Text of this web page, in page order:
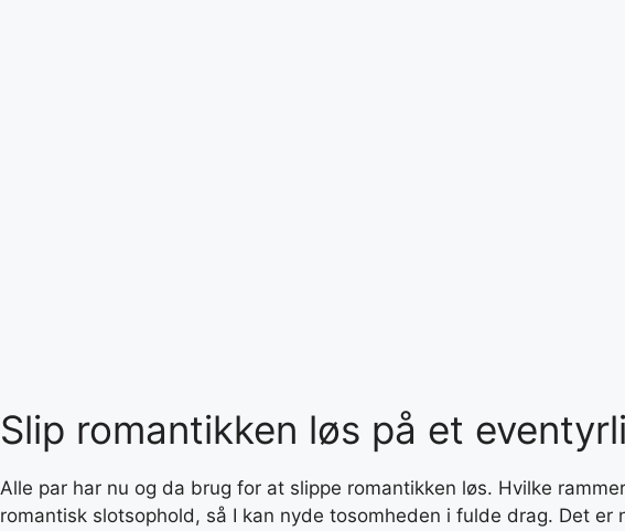
Slip romantikken løs på et
Alle par har nu og da brug for at slippe romantikken løs. Hvilke
romantisk slotsophold, så I kan nyde tosomheden i fulde drag. Det